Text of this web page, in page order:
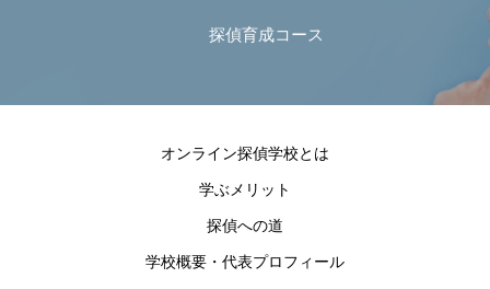
探偵育成コース
オンライン探偵学校とは
学ぶメリット
探偵への道
学校概要・代表プロフィール